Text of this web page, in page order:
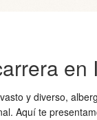
en
y diverso,
Aquí te